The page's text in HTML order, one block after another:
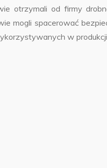
otrzymali od firmy
mogli spacerować
w produkcji.